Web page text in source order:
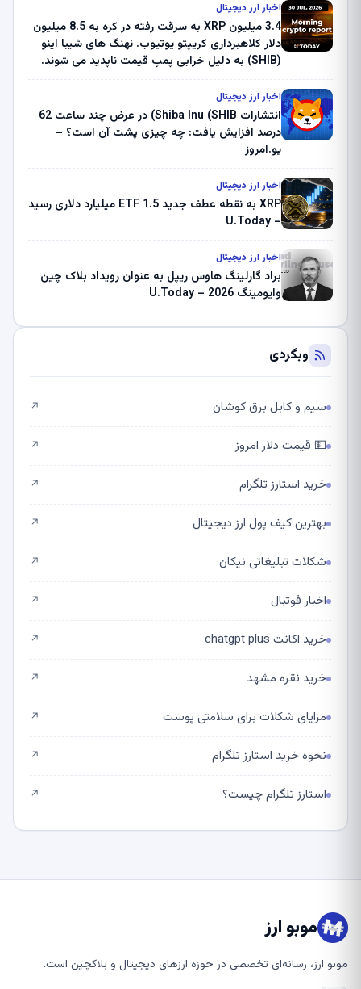
اخبار ارز دیجیتال
3.4 میلیون XRP به سرقت رفته در کره به 8.5 میلیون
دلار کلاهبرداری کریپتو یوتیوب. نهنگ های شیبا اینو
(SHIB) به دلیل خرابی پمپ قیمت ناپدید می شوند.
ثبت کرد – گزارش کریپتو صبح – U.Today
اخبار ارز دیجیتال
انتشارات Shiba Inu (SHIB) در عرض چند ساعت 62
درصد افزایش یافت: چه چیزی پشت آن است؟ –
یو.امروز
اخبار ارز دیجیتال
XRP به نقطه عطف جدید ETF 1.5 میلیارد دلاری رسید
– U.Today
اخبار ارز دیجیتال
براد گارلینگ هاوس ریپل به عنوان رویداد بلاک چین
وایومینگ 2026 – U.Today
وبگردی
سیم و کابل برق کوشان ↗
💵 قیمت دلار امروز ↗
خرید استارز تلگرام ↗
بهترین کیف پول ارز دیجیتال ↗
شکلات تبلیغاتی نیکان ↗
اخبار فوتبال ↗
خرید اکانت chatgpt plus ↗
خرید نقره مشهد ↗
مزایای شکلات برای سلامتی پوست ↗
نحوه خرید استارز تلگرام ↗
استارز تلگرام چیست؟ ↗
موبو ارز
موبو ارز، رسانه‌ای تخصصی در حوزه ارزهای دیجیتال و بلاکچین است.